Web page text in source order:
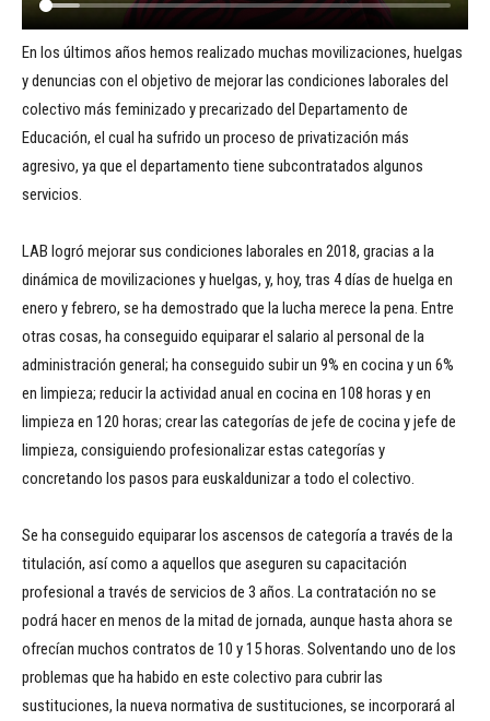
En los últimos años hemos realizado muchas movilizaciones, huelgas
y denuncias con el objetivo de mejorar las condiciones laborales del
colectivo más feminizado y precarizado del Departamento de
Educación, el cual ha sufrido un proceso de privatización más
agresivo, ya que el departamento tiene subcontratados algunos
servicios.
LAB logró mejorar sus condiciones laborales en 2018, gracias a la
dinámica de movilizaciones y huelgas, y, hoy, tras 4 días de huelga en
enero y febrero, se ha demostrado que la lucha merece la pena. Entre
otras cosas, ha conseguido equiparar el salario al personal de la
administración general; ha conseguido subir un 9% en cocina y un 6%
en limpieza; reducir la actividad anual en cocina en 108 horas y en
limpieza en 120 horas; crear las categorías de jefe de cocina y jefe de
limpieza, consiguiendo profesionalizar estas categorías y
concretando los pasos para euskaldunizar a todo el colectivo.
Se ha conseguido equiparar los ascensos de categoría a través de la
titulación, así como a aquellos que aseguren su capacitación
profesional a través de servicios de 3 años. La contratación no se
podrá hacer en menos de la mitad de jornada, aunque hasta ahora se
ofrecían muchos contratos de 10 y 15 horas. Solventando uno de los
problemas que ha habido en este colectivo para cubrir las
sustituciones, la nueva normativa de sustituciones, se incorporará al